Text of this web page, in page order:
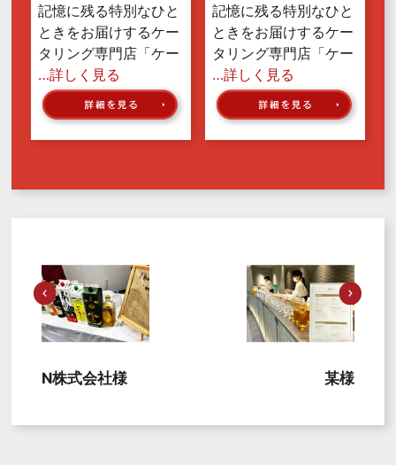
記憶に残る特別なひと
ときをお届けするケー
タリング専門店「ケー
…詳しく見る
記憶に残る特別なひと
ときをお届けするケー
タリング専門店「ケー
…詳しく見る
N株式会社様 某様